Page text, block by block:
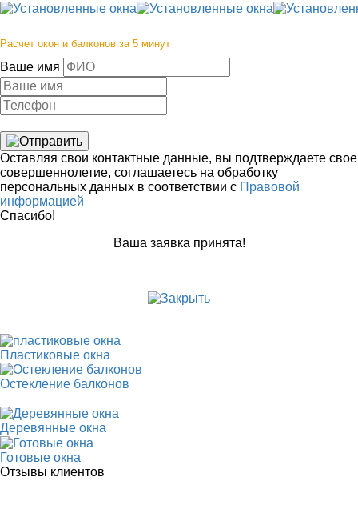
Расчет окон и балконов за 5 минут
Ваше имя
Оставляя свои контактные данные, вы подтверждаете свое
совершеннолетие, соглашаетесь на обработку
персональных данных в соответствии с Правовой
информацией
Спасибо!
Ваша заявка принята!
Пластиковые окна
Остекление балконов
Деревянные окна
Готовые окна
Отзывы клиентов